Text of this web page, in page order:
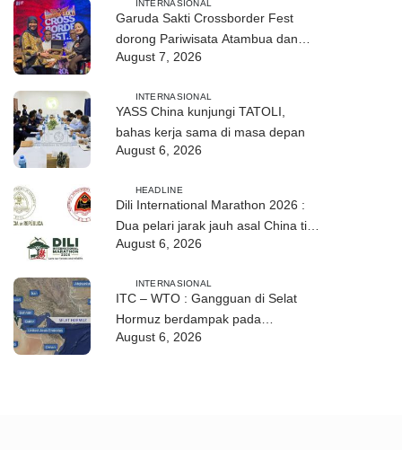
INTERNASIONAL
Garuda Sakti Crossborder Fest
dorong Pariwisata Atambua dan
August 7, 2026
INTERNASIONAL
YASS China kunjungi TATOLI,
bahas kerja sama di masa depan
August 6, 2026
HEADLINE
Dili International Marathon 2026 :
Dua pelari jarak jauh asal China tiba
di Dili
August 6, 2026
INTERNASIONAL
ITC – WTO : Gangguan di Selat
Hormuz berdampak pada
perdagangan energi, pupuk, dan
August 6, 2026